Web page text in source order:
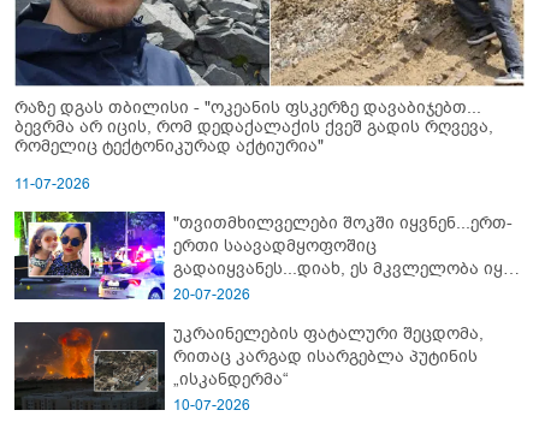
რაზე დგას თბილისი - "ოკეანის ფსკერზე დავაბიჯებთ...
ბევრმა არ იცის, რომ დედაქალაქის ქვეშ გადის რღვევა,
რომელიც ტექტონიკურად აქტიურია"
11-07-2026
"თვითმხილველები შოკში იყვნენ...ერთ-
ერთი საავადმყოფოშიც
გადაიყვანეს...დიახ, ეს მკვლელობა იყო"
- გორში დატრიალებული ტრაგედიის
20-07-2026
უკრაინელების ფატალური შეცდომა,
რითაც კარგად ისარგებლა პუტინის
„ისკანდერმა“
10-07-2026